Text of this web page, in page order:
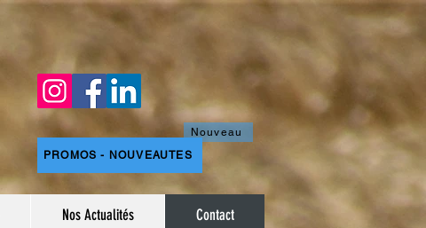
PROMOS - NOUVEAUTES
Nouveau
Nos Actualités Contact